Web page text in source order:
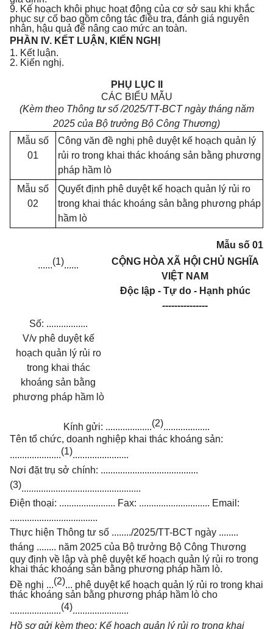
9. Kế hoạch khôi phục hoạt động của cơ sở sau khi khắc
phục sự cố bao gồm công tác điều tra, đánh giá nguyên
nhân, hậu quả để nâng cao mức an toàn.
PHẦN IV. KẾT LUẬN, KI Ế N NGHỊ
1. Kết luận.
2. Kiến nghị.
PHỤ LỤC II
CÁC BIỂU MẪU
(Kèm theo Thông tư số /2025/TT-BCT ngày tháng năm
2025 của Bộ trưởng Bộ Công Thương)
Mẫu số
01
Công văn đề nghị phê duyệt kế hoạch quản lý
rủi ro trong khai thác khoáng sản bằng phương
pháp hầm lò
Mẫu số
02
Quyết định phê duyệt kế hoạch quản lý rủi ro
trong khai thác khoáng sản bằng phương pháp
hầm lò
Mẫu số 01
......(1)......
CỘNG HÒA XÃ HỘI CHỦ NGHĨA
VIỆT NAM
Độc lập - Tự do - Hạnh phúc
---------------
Số: .................
V/v phê duyệt kế
hoạch quản lý rủi ro
trong khai thác
khoáng sản bằng
phương pháp hầm lò
Kính gửi: ...................(2)...................
Tên tổ chức, doanh nghiệp khai thác khoáng sản:
.....................(1).......................
Nơi đặt trụ sở chính: ........................................
(3).................................................
Điện thoại: ....................... Fax: ............................. Email:
....................................
Thực hiện Thông tư số ......../2025/TT-BCT ngày ........
tháng ........ năm 2025 của Bộ trưởng Bộ Công Thương
quy định về lập và phê duyệt kế hoạch quản lý rủi ro trong
khai thác khoáng sản bằng phương pháp hầm lò.
Đề nghị ...(2)... phê duyệt kế hoạch quản lý rủi ro trong khai
thác khoáng sản bằng phương pháp hầm lò cho
.....................(4).......................
Hồ sơ gửi kèm theo: Kế hoạch quản lý rủi ro trong khai